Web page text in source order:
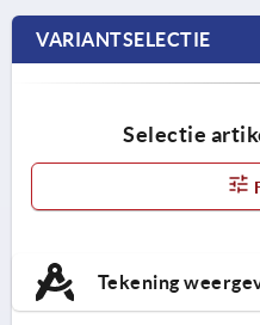
VARIANTSELECTIE
Selectie
Tekening